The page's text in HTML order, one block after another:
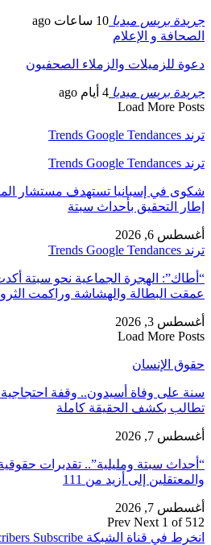
جريدة بريس ميديا 10 ساعات ago
الصحافة و الإعلام
دعوة للزميلات والزملاء الصحفيون
جريدة بريس ميديا 4 أيام ago
Load More Posts
ترند Trends Google Tendances
ترند Trends Google Tendances
شكوى في إسبانيا تستهدف مستشار
إطار التحقيق بأحداث سبتة
أغسطس 6, 2026
ترند Trends Google Tendances
“أطاك”: الهجرة الجماعية نحو سبتة
عمقت البطالة والهشاشة وراكمت
أغسطس 3, 2026
Load More Posts
حقوق الإنسان
سنة على وفاة أسيدون.. وقفة احتجاجية
تطالب بكشف الحقيقة كاملة
أغسطس 7, 2026
والمعتقلين إلى أزيد من 111
أغسطس 7, 2026
Prev Next 1 of 512
انخرط في قناة الشبكة Subscribe